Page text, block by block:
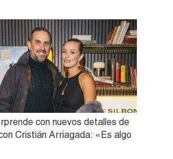
con nuevos detalles de
Cristián Arriagada: «Es algo